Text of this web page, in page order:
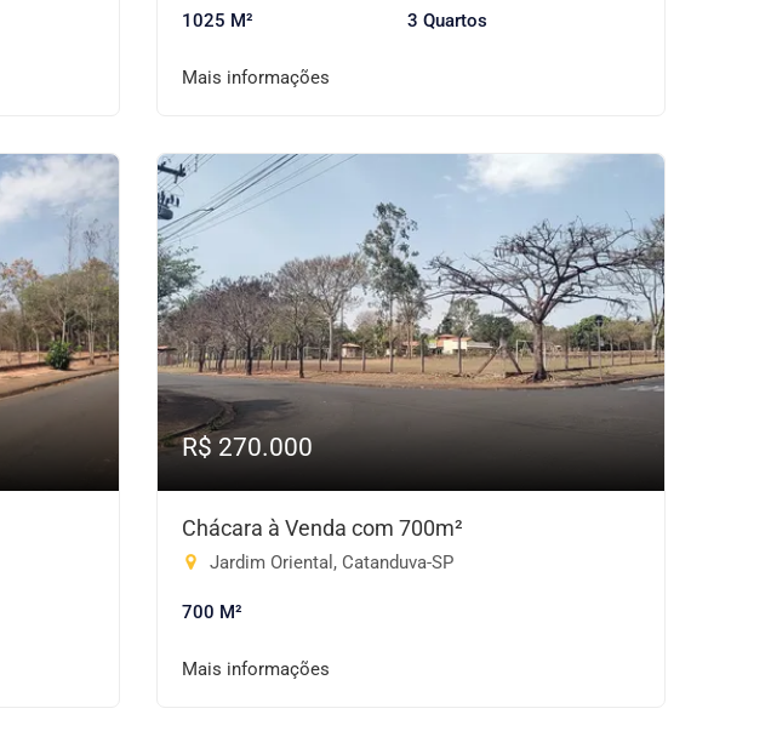
1025 M² 3 Quartos
Mais informações
R$ 270.000
Chácara à Venda com 700m²
Jardim Oriental, Catanduva-SP
700 M²
Mais informações